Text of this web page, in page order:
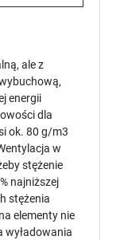
ale z
energii
dla
ok. 80 g/m3
w
stężenie
najniższej
stężenia
elementy nie
wyładowania